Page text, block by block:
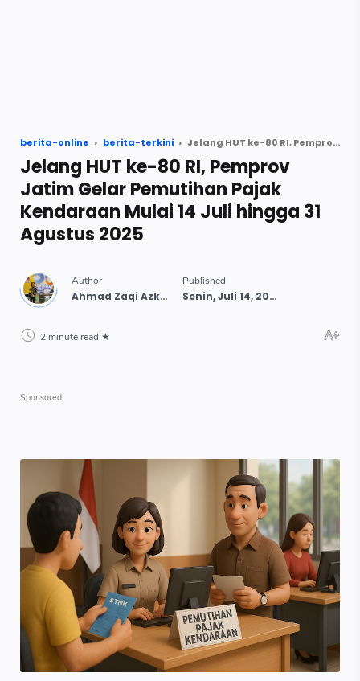
berita-online berita-terkini Jelang HUT ke-80 RI, Pemprov Jatim Gelar Pemutihan Pajak Kendaraan Mulai 14 Juli hingga 31 Agustus 2025
Jelang HUT ke-80 RI, Pemprov
Jatim Gelar Pemutihan Pajak
Kendaraan Mulai 14 Juli hingga 31
Agustus 2025
2 minute read